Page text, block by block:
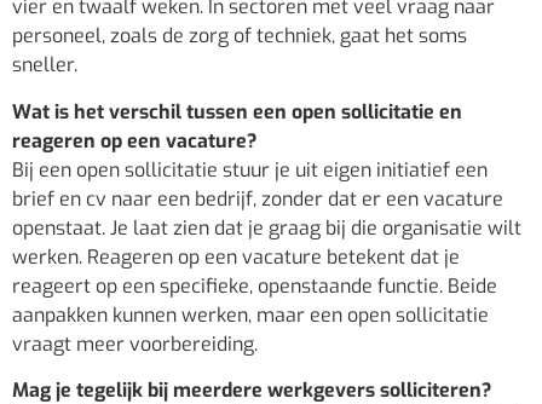
vier en twaalf weken. In sectoren met veel vraag naar
personeel, zoals de zorg of techniek, gaat het soms
sneller.
Wat is het verschil tussen een open sollicitatie en
reageren op een vacature?
Bij een open sollicitatie stuur je uit eigen initiatief een
brief en cv naar een bedrijf, zonder dat er een vacature
openstaat. Je laat zien dat je graag bij die organisatie wilt
werken. Reageren op een vacature betekent dat je
reageert op een specifieke, openstaande functie. Beide
aanpakken kunnen werken, maar een open sollicitatie
vraagt meer voorbereiding.
Mag je tegelijk bij meerdere werkgevers solliciteren?